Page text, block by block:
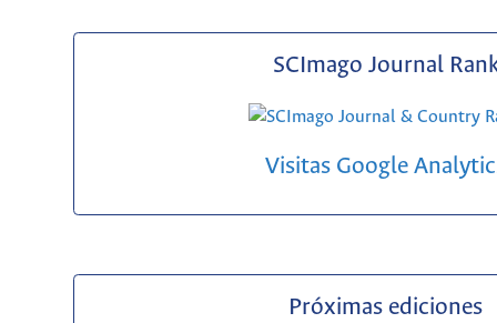
SCImago Journal
Visitas Google
Próximas ediciones